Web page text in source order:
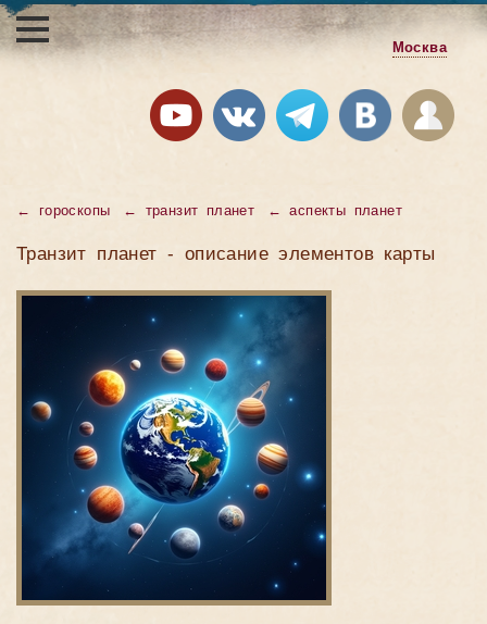
Москва
← гороскопы ← транзит планет ← аспекты планет
Транзит планет - описание элементов карты